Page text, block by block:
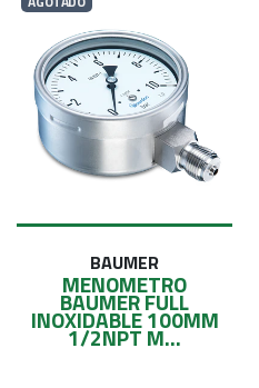
BAUMER
MENOMETRO
BAUMER FULL
INOXIDABLE 100MM
1/2NPT M...